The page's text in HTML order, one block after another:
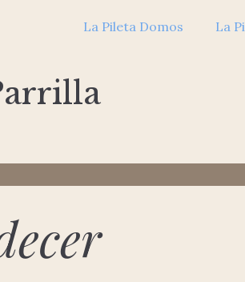
La Pileta Domos La